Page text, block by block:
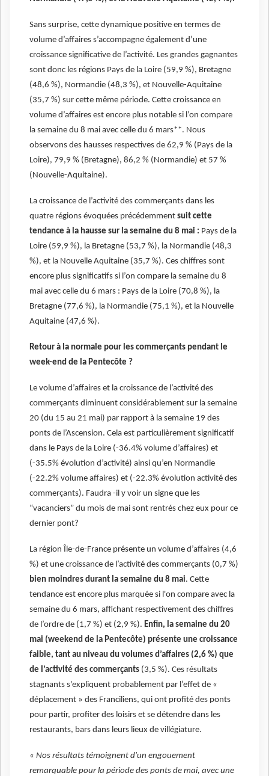
Sans surprise, cette dynamique positive en termes de
volume d’affaires s’accompagne également d’une
croissance significative de l’activité. Les grandes gagnantes
sont donc les régions Pays de la Loire (59,9 %), Bretagne
(48,6 %), Normandie (48,3 %), et Nouvelle-Aquitaine
(35,7 %) sur cette même période. Cette croissance en
volume d’affaires est encore plus notable si l’on compare
la semaine du 8 mai avec celle du 6 mars**. Nous
observons des hausses respectives de 62,9 % (Pays de la
Loire), 79,9 % (Bretagne), 86,2 % (Normandie) et 57 %
(Nouvelle-Aquitaine).
La croissance de l’activité des commerçants dans les
quatre régions évoquées précédemment suit cette
tendance à la hausse sur la semaine du 8 mai : Pays de la
Loire (59,9 %), la Bretagne (53,7 %), la Normandie (48,3
%), et la Nouvelle Aquitaine (35,7 %). Ces chiffres sont
encore plus significatifs si l’on compare la semaine du 8
mai avec celle du 6 mars : Pays de la Loire (70,8 %), la
Bretagne (77,6 %), la Normandie (75,1 %), et la Nouvelle
Aquitaine (47,6 %).
Retour à la normale pour les commerçants pendant le
week-end de la Pentecôte ?
Le volume d’affaires et la croissance de l’activité des
commerçants diminuent considérablement sur la semaine
20 (du 15 au 21 mai) par rapport à la semaine 19 des
ponts de l’Ascension. Cela est particulièrement significatif
dans le Pays de la Loire (-36.4% volume d’affaires) et
(-35.5% évolution d’activité) ainsi qu’en Normandie
(-22.2% volume affaires) et (-22.3% évolution activité des
commerçants). Faudra -il y voir un signe que les
“vacanciers” du mois de mai sont rentrés chez eux pour ce
dernier pont?
La région Île-de-France présente un volume d’affaires (4,6
%) et une croissance de l’activité des commerçants (0,7 %)
bien moindres durant la semaine du 8 mai. Cette
tendance est encore plus marquée si l'on compare avec la
semaine du 6 mars, affichant respectivement des chiffres
de l’ordre de (1,7 %) et (2,9 %). Enfin, la semaine du 20
mai (weekend de la Pentecôte) présente une croissance
faible, tant au niveau du volumes d’affaires (2,6 %) que
de l’activité des commerçants (3,5 %). Ces résultats
stagnants s'expliquent probablement par l’effet de «
déplacement » des Franciliens, qui ont profité des ponts
pour partir, profiter des loisirs et se détendre dans les
restaurants, bars dans leurs lieux de villégiature.
« Nos résultats témoignent d'un engouement
remarquable pour la période des ponts de mai, avec une